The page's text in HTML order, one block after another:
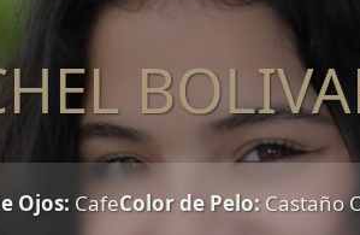
Ojos: CafeColor de Pelo: Castaño